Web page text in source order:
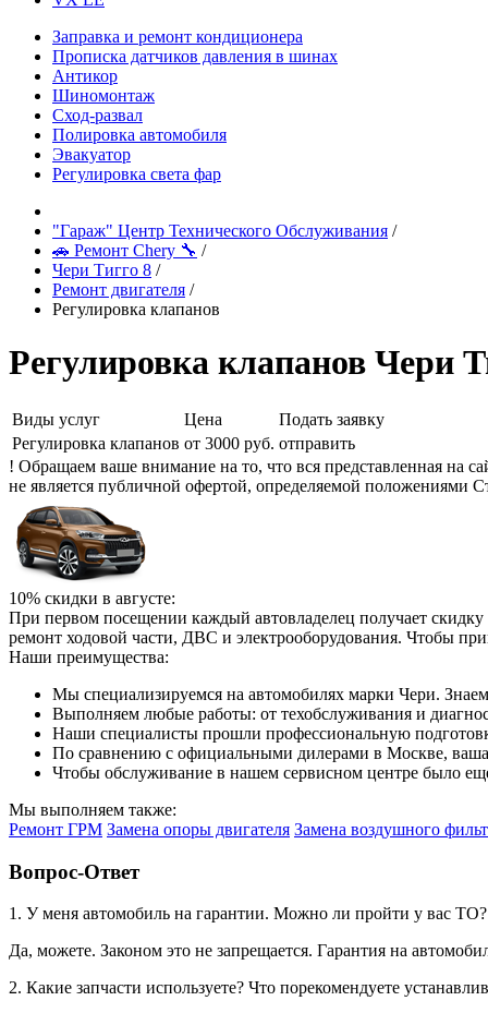
Заправка и ремонт кондиционера
Прописка датчиков давления в шинах
Антикор
Шиномонтаж
Сход-развал
Полировка автомобиля
Эвакуатор
Регулировка света фар
"Гараж" Центр Технического Обслуживания /
🚗 Ремонт Chery 🔧 /
Чери Тигго 8 /
Ремонт двигателя /
Регулировка клапанов
Регулировка клапанов Чери
Виды услуг Цена
Подать заявку
Регулировка клапанов от 3000 руб. отправить
! Обращаем ваше внимание на то, что вся представленная на
не является публичной офертой, определяемой положениями
10% скидки в августе:
При первом посещении каждый автовладелец получает
ремонт ходовой части, ДВС и электрооборудования. Чтобы
Наши преимущества:
Мы специализируемся на автомобилях марки Чери.
Выполняем любые работы: от техобслуживания и
Наши специалисты прошли профессиональную
По сравнению с официальными дилерами в Москве, ваша
Чтобы обслуживание в нашем сервисном центре было
Мы выполняем также:
Ремонт ГРМ Замена опоры двигателя Замена воздушного
Вопрос-Ответ
1. У меня автомобиль на гарантии. Можно ли пройти у вас
Да, можете. Законом это не запрещается. Гарантия на
2. Какие запчасти используете? Что порекомендуете